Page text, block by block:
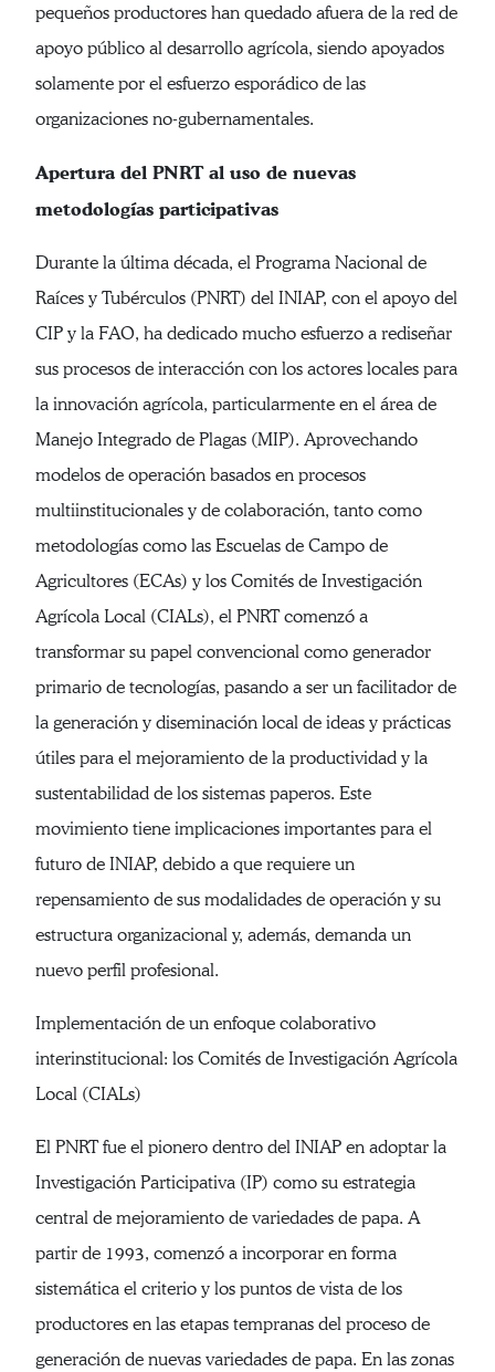
pequeños productores han quedado afuera de la red de
apoyo público al desarrollo agrícola, siendo apoyados
solamente por el esfuerzo esporádico de las
organizaciones no-gubernamentales.
Apertura del PNRT al uso de nuevas
metodologías participativas
Durante la última década, el Programa Nacional de
Raíces y Tubérculos (PNRT) del INIAP, con el apoyo del
CIP y la FAO, ha dedicado mucho esfuerzo a rediseñar
sus procesos de interacción con los actores locales para
la innovación agrícola, particularmente en el área de
Manejo Integrado de Plagas (MIP). Aprovechando
modelos de operación basados en procesos
multiinstitucionales y de colaboración, tanto como
metodologías como las Escuelas de Campo de
Agricultores (ECAs) y los Comités de Investigación
Agrícola Local (CIALs), el PNRT comenzó a
transformar su papel convencional como generador
primario de tecnologías, pasando a ser un facilitador de
la generación y diseminación local de ideas y prácticas
útiles para el mejoramiento de la productividad y la
sustentabilidad de los sistemas paperos. Este
movimiento tiene implicaciones importantes para el
futuro de INIAP, debido a que requiere un
repensamiento de sus modalidades de operación y su
estructura organizacional y, además, demanda un
nuevo perfil profesional.
Implementación de un enfoque colaborativo
interinstitucional: los Comités de Investigación Agrícola
Local (CIALs)
El PNRT fue el pionero dentro del INIAP en adoptar la
Investigación Participativa (IP) como su estrategia
central de mejoramiento de variedades de papa. A
partir de 1993, comenzó a incorporar en forma
sistemática el criterio y los puntos de vista de los
productores en las etapas tempranas del proceso de
generación de nuevas variedades de papa. En las zonas